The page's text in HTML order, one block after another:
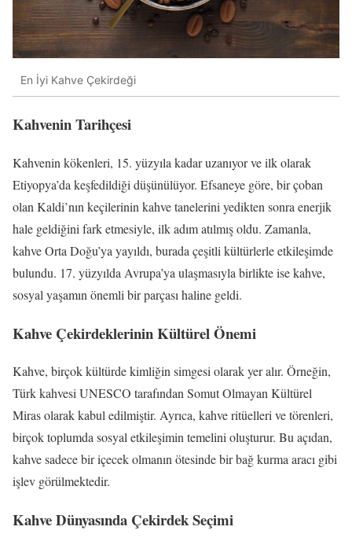
En İyi Kahve Çekirdeği
Kahvenin Tarihçesi
Kahvenin kökenleri, 15. yüzyıla kadar uzanıyor ve ilk olarak
Etiyopya’da keşfedildiği düşünülüyor. Efsaneye göre, bir çoban
olan Kaldi’nın keçilerinin kahve tanelerini yedikten sonra enerjik
hale geldiğini fark etmesiyle, ilk adım atılmış oldu. Zamanla,
kahve Orta Doğu’ya yayıldı, burada çeşitli kültürlerle etkileşimde
bulundu. 17. yüzyılda Avrupa’ya ulaşmasıyla birlikte ise kahve,
sosyal yaşamın önemli bir parçası haline geldi.
Kahve Çekirdeklerinin Kültürel Önemi
Kahve, birçok kültürde kimliğin simgesi olarak yer alır. Örneğin,
Türk kahvesi UNESCO tarafından Somut Olmayan Kültürel
Miras olarak kabul edilmiştir. Ayrıca, kahve ritüelleri ve törenleri,
birçok toplumda sosyal etkileşimin temelini oluşturur. Bu açıdan,
kahve sadece bir içecek olmanın ötesinde bir bağ kurma aracı gibi
işlev görülmektedir.
Kahve Dünyasında Çekirdek Seçimi